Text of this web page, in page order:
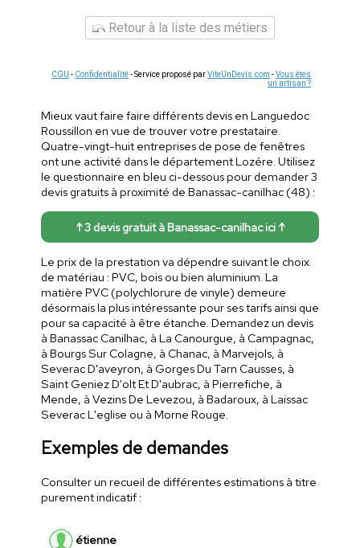
Retour à la liste des métiers
CGU - Confidentialité- Service proposé parViteUnDevis.com -Vous êtes
un artisan ?
Mieux vaut faire faire différents devis en Languedoc
Roussillon en vue de trouver votre prestataire.
Quatre-vingt-huit entreprises de pose de fenêtres
ont une activité dans le département Lozére. Utilisez
le questionnaire en bleu ci-dessous pour demander 3
devis gratuits à proximité de Banassac-canilhac (48) :
↑ 3 devis gratuit à Banassac-canilhac ici ↑
Le prix de la prestation va dépendre suivant le choix
de matériau : PVC, bois ou bien aluminium. La
matière PVC (polychlorure de vinyle) demeure
désormais la plus intéressante pour ses tarifs ainsi que
pour sa capacité à être étanche. Demandez un devis
à Banassac Canilhac, à La Canourgue, à Campagnac,
à Bourgs Sur Colagne, à Chanac, à Marvejols, à
Severac D'aveyron, à Gorges Du Tarn Causses, à
Saint Geniez D'olt Et D'aubrac, à Pierrefiche, à
Mende, à Vezins De Levezou, à Badaroux, à Laissac
Severac L'eglise ou à Morne Rouge.
Exemples de demandes
Consulter un recueil de différentes estimations à titre
purement indicatif :
étienne